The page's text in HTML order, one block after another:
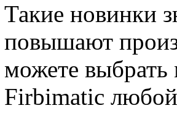
Такие новинки
повышают
можете
Firbimatic